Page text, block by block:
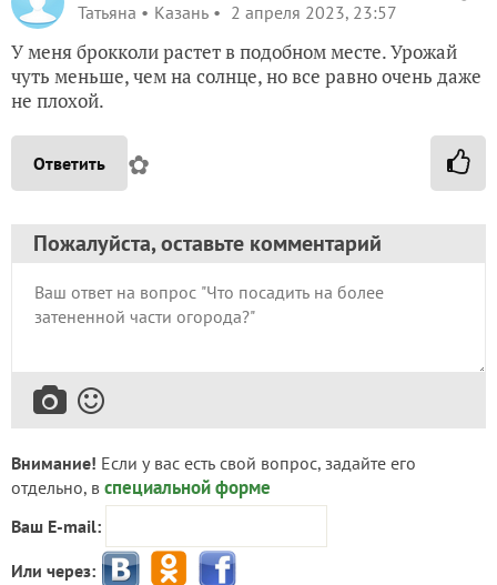
Татьяна
Казань 2 апреля 2023, 23:57
У меня брокколи растет в подобном месте. Урожай
чуть меньше, чем на солнце, но все равно очень даже
не плохой.
Ответить ✿
Пожалуйста, оставьте комментарий
Внимание! Если у вас есть свой вопрос, задайте его
отдельно, в специальной форме
Ваш E-mail:
Или через: